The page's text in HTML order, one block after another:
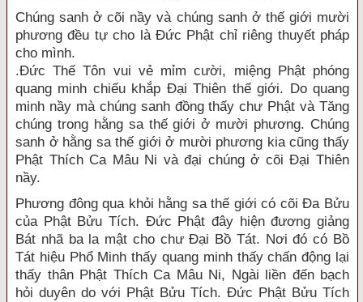
Chúng sanh ở cõi nầy và chúng sanh ở thế giới mười
phương đều tự cho là Đức Phật chỉ riêng thuyết pháp
cho mình.
.Đức Thế Tôn vui vẻ mỉm cười, miệng Phật phóng
quang minh chiếu khắp Đại Thiên thế giới. Do quang
minh nầy mà chúng sanh đồng thấy chư Phật và Tăng
chúng trong hằng sa thế giới ở mười phương. Chúng
sanh ở hằng sa thế giới ở mười phương kia cũng thấy
Phật Thích Ca Mâu Ni và đại chúng ở cõi Đại Thiên
nầy.
Phương đông qua khỏi hằng sa thế giới có cõi Đa Bửu
của Phật Bửu Tích. Đức Phật đây hiện đương giảng
Bát nhã ba la mật cho chư Đại Bồ Tát. Nơi đó có Bồ
Tát hiệu Phổ Minh thấy quang minh thấy chấn động lại
thấy thân Phật Thích Ca Mâu Ni, Ngài liền đến bạch
hỏi duyên do với Phật Bửu Tích. Đức Phật Bửu Tích